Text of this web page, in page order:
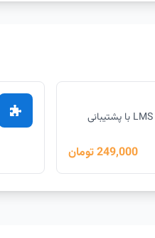
قالب آماده برای سایت آموزشی و LMS با پشتیبانی
249,000 تومان